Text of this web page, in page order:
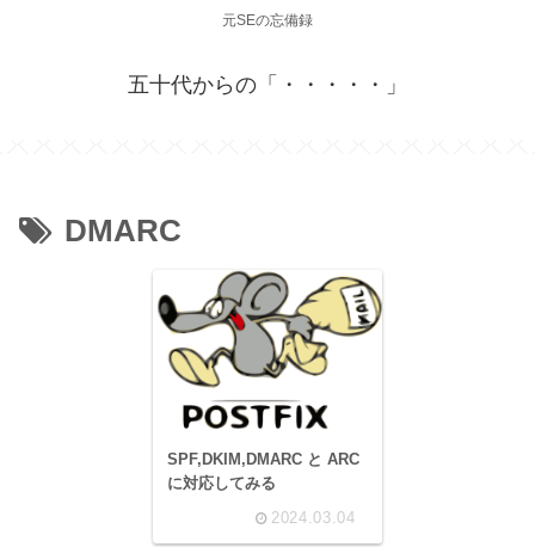
元SEの忘備録
五十代からの「・・・・・」
DMARC
SPF,DKIM,DMARC と ARC
に対応してみる
2024.03.04